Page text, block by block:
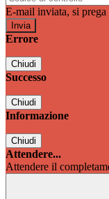
E-mail inviata, si
Errore
Chiudi
Successo
Chiudi
Informazione
Chiudi
Attendere...
Attendere il